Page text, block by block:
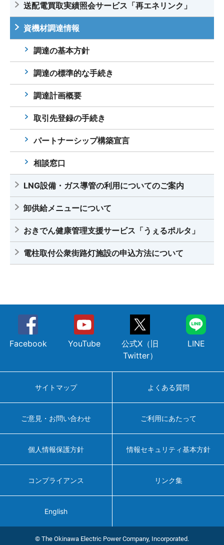
送配電買取実績照会サービス「再エネリンク」
資機材調達情報
調達の基本方針
調達の標準的な手続き
調達計画概要
取引先登録の手続き
パートナーシップ構築宣言
相談窓口
LNG設備・ガス導管の利用についてのご案内
卸供給メニューについて
おきでん健康管理支援サービス「うぇるポルタ」
電柱取付公衆街路灯施設の申込方法について
Facebook YouTube
公式X（旧
Twitter）
LINE
サイトマップ よくある質問
ご意見・お問い合わせ ご利用にあたって
個人情報保護方針 情報セキュリティ基本方針
コンプライアンス リンク集
English
© The Okinawa Electric Power Company, Incorporated.